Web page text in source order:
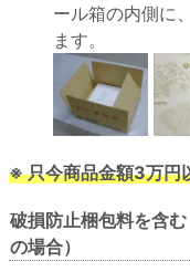
ール箱の内側に
ます。
※ 只今商品金額3万円
破損防止梱包料を含
の場合）